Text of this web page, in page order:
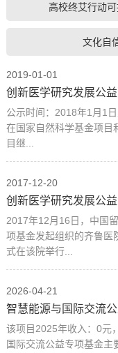
高校终艾行动
文化自
2019-01-01
创新医学研究发展公
公示时间：2018年1月1
在国家自然科学基金项目
目继...
2017-12-20
创新医学研究发展公
2017年12月16日，中国
项基金发起组织的齐鲁医
式在该院举行...
2026-04-21
智慧能源与国际交流
该项目2025年收入：0元
国际交流公益专项基金主